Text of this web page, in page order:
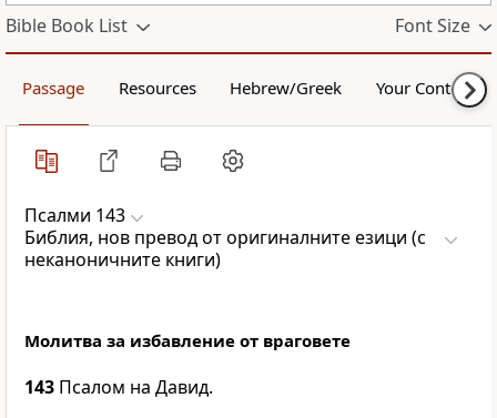
Bible Book List Font Size
Passage Resources Hebrew/Greek Your Content
Псалми 143
Библия, нов превод от оригиналните езици (с
неканоничните книги)
Молитва за избавление от враговете
143 Псалом на Давид.